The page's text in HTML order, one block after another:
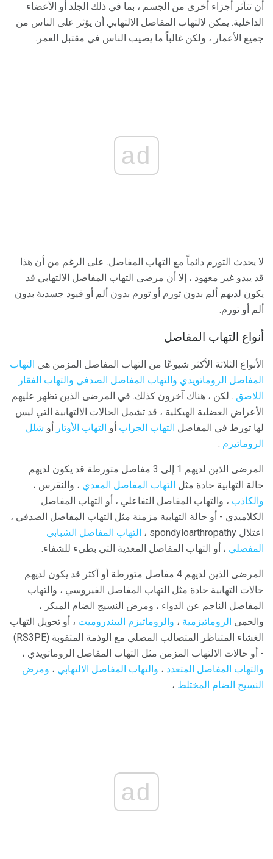
أن تتأثر أجزاء أخرى من الجسم ، بما في ذلك الجلد أو الأعضاء
الداخلية. يمكن لالتهاب المفاصل الالتهابي أن يؤثر على الناس من
جميع الأعمار ، ولكن غالباً ما يصيب الناس في مقتبل العمر.
ad
لا يحدث التورم دائماً مع التهاب المفاصل. على الرغم من أن هذا
قد يبدو غير معهود ، إلا أن مرضى التهاب المفاصل الالتهابي قد
يكون لديهم ألم بدون تورم أو تورم بدون ألم أو قيود جسدية بدون
ألم أو تورم.
أنواع التهاب المفاصل
الأنواع الثلاثة الأكثر شيوعًا من التهاب المفاصل المزمن هي التهاب
المفاصل الروماتويدي والتهاب المفاصل الصدفي والتهاب الفقار
اللاصق . لكن ، هناك آخرون كذلك. في المرضى الذين تظهر عليهم
الأعراض العضلية الهيكلية ، قد تشمل الحالات الالتهابية التي ليس
لها تورط في المفاصل التهاب الجراب أو التهاب الأوتار أو شلل
الروماتيزم .
المرضى الذين لديهم 1 إلى 3 مفاصل متورطة قد يكون لديهم
حالة التهابية حادة مثل التهاب المفاصل المعدي ، والنقرس ،
والكاذب ، والتهاب المفاصل التفاعلي ، أو التهاب المفاصل
الكلاميدي - أو حالة التهابية مزمنة مثل التهاب المفاصل الصدفي ،
اعتلال spondyloarthropathy ،
التهاب المفاصل الشبابي
المفصلي ، أو التهاب المفاصل المعدية التي بطيء للشفاء.
المرضى الذين لديهم 4 مفاصل متورطة أو أكثر قد يكون لديهم
حالات التهابية حادة مثل التهاب المفاصل الفيروسي ، والتهاب
المفاصل الناجم عن الدواء ، ومرض النسيج الضام المبكر ،
والحمى الروماتيزمية ، والروماتيزم البيندروميت ، أو تحويل التهاب
الغشاء المتناظر المتصالب المصلي مع الوذمة المثقوبة (RS3PE)
- أو حالات الالتهاب المزمن مثل التهاب المفاصل الروماتويدي ،
والتهاب المفاصل المتعدد ، والتهاب المفاصل الالتهابي ، ومرض
النسيج الضام المختلط ،
ad